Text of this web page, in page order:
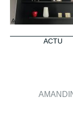
ACTU